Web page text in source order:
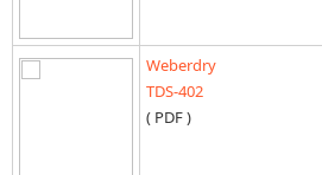
Weberdry
TDS-402
( PDF )